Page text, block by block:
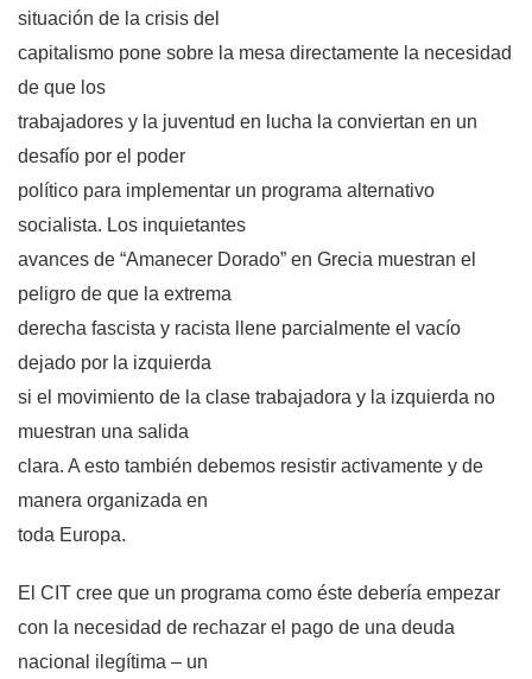
situación de la crisis del
capitalismo pone sobre la mesa directamente la necesidad
de que los
trabajadores y la juventud en lucha la conviertan en un
desafío por el poder
político para implementar un programa alternativo
socialista. Los inquietantes
avances de “Amanecer Dorado” en Grecia muestran el
peligro de que la extrema
derecha fascista y racista llene parcialmente el vacío
dejado por la izquierda
si el movimiento de la clase trabajadora y la izquierda no
muestran una salida
clara. A esto también debemos resistir activamente y de
manera organizada en
toda Europa.
El CIT cree que un programa como éste debería empezar
con la necesidad de rechazar el pago de una deuda
nacional ilegítima – un